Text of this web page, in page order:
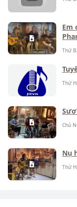
Em
Thứ
Thứ
Chủ
Nụ
Thứ